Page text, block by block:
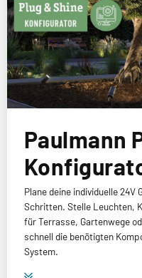
Paulmann
Plane deine individuelle 24V
Schritten. Stelle Leuchten,
für Terrasse, Gartenwege
schnell die benötigten
System.